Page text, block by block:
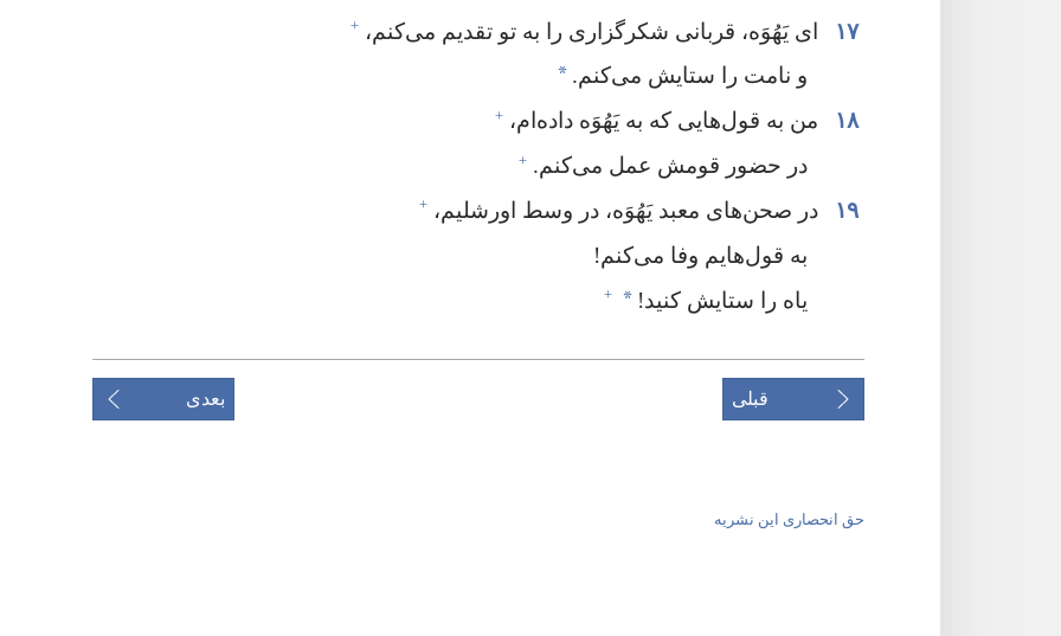
۱۷ ای یَهُوَه،‏ قربانی شکرگزاری را به تو تقدیم می‌کنم،‏ +
و نامت را ستایش می‌کنم.‏ *
۱۸ من به قول‌هایی که به یَهُوَه داده‌ام،‏ +
در حضور قومش عمل می‌کنم.‏ +
۱۹ در صحن‌های معبد یَهُوَه،‏ در وسط اورشلیم،‏ +
به قول‌هایم وفا می‌کنم!‏
یاه را ستایش کنید!‏ *
+
قبلی بعدی
حق انحصاری این نشریه